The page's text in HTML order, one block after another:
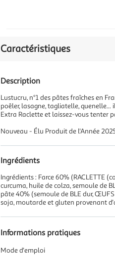
Caractéristiques
Description
Lustucru, n°1 des pâtes fraîches en
poêler, lasagne, tagliatelle,
Extra Raclette et laissez-vous tenter
Nouveau - Élu Produit de l'Année
Ingrédients
Ingrédients : Farce 60% (RACLETTE
curcuma, huile de colza, semoule de
pâte 40% (semoule de BLE dur,
soja, moutarde et gluten provenant
Informations pratiques
Mode d'emploi